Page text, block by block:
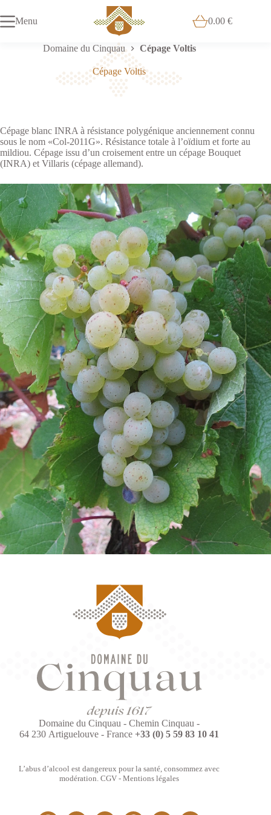
au
contenu
Menu
Panier0.00€
Domaine du Cinquau Cépage Voltis
Cépage Voltis
Cépage blanc INRA à résistance polygénique anciennement connu
sous le nom «Col-2011G». Résistance totale à l’oïdium et forte au
mildiou. Cépage issu d’un croisement entre un cépage Bouquet
(INRA) et Villaris (cépage allemand).
Domaine du Cinquau - Chemin Cinquau -
64 230 Artiguelouve - France+33 (0) 5 59 83 10 41
L’abus d’alcool est dangereux pour la santé, consommez avec
modération.CGV -Mentions légales